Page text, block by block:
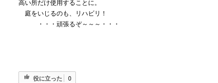
高い所だけ使用することに。
庭をいじるのも、リハビリ！
・・・頑張るぞ～～～・・・
役に立った 0